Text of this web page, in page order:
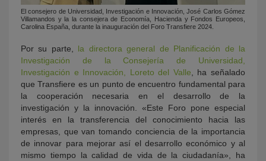
El consejero de Universidad, Investigación e Innovación, José Carlos Gómez
Villamandos y la la consejera de Economía, Hacienda y Fondos Europeos,
Carolina España, durante la inauguración del Foro Transfiere 2024.
Por su parte, la directora general de Planificación de la
Investigación de la Consejería de Universidad,
Investigación e Innovación, Loreto del Valle, ha señalado
que Transfiere es un punto de encuentro fundamental para
la cooperación necesaria en el desarrollo de la
investigación y la innovación. «Este Foro pone especial
interés en la transferencia del conocimiento hacia las
empresas, que van tomando conciencia de la importancia
de innovar para mejorar así el desarrollo económico y al
mismo tiempo la calidad de vida de la ciudadanía», ha